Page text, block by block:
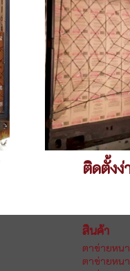
ติดตั้ง
สินค้า
ตาข่ายหน
ตาข่ายหน